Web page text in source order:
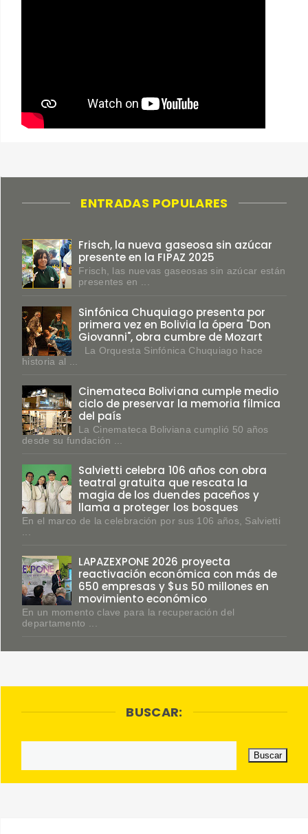
ENTRADAS POPULARES
Frisch, la nueva gaseosa sin azúcar
presente en la FIPAZ 2025
Frisch, las nuevas gaseosas sin azúcar están
presentes en ...
Sinfónica Chuquiago presenta por
primera vez en Bolivia la ópera "Don
Giovanni", obra cumbre de Mozart
La Orquesta Sinfónica Chuquiago hace
historia al ...
Cinemateca Boliviana cumple medio
ciclo de preservar la memoria fílmica
del país
La Cinemateca Boliviana cumplió 50 años
desde su fundación ...
Salvietti celebra 106 años con obra
teatral gratuita que rescata la
magia de los duendes paceños y
llama a proteger los bosques
En el marco de la celebración por sus 106 años, Salvietti
LAPAZEXPONE 2026 proyecta
reactivación económica con más de
650 empresas y $us 50 millones en
movimiento económico
En un momento clave para la recuperación del
departamento ...
BUSCAR: